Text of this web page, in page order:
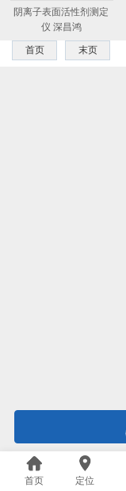
阴离子表面活性剂测定
仪 深昌鸿
首页 末页
首页 定位